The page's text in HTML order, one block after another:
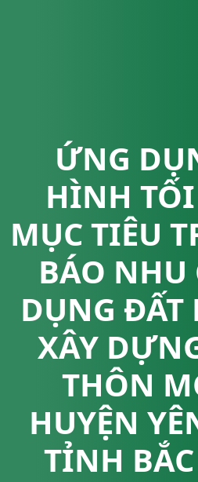
ỨNG
HÌNH
MỤC TIÊU
BÁO NHU
DỤNG ĐẤT
XÂY
THÔN
HUYỆN
TỈNH